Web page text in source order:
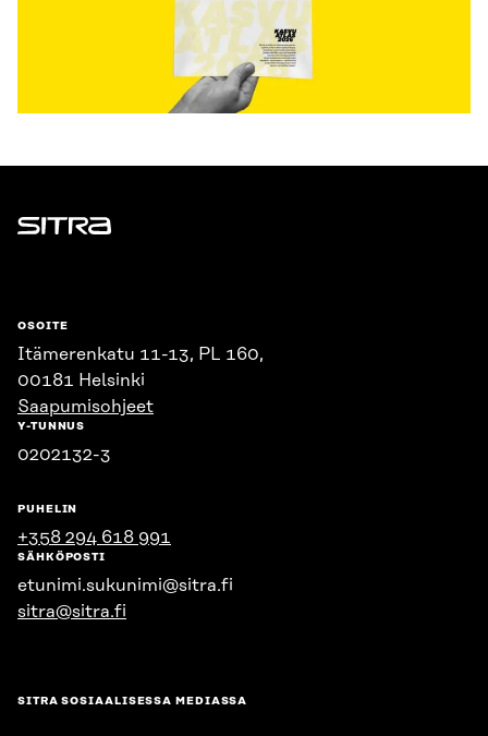
Sitra
OSOITE
Itämerenkatu 11-13, PL 160,
00181 Helsinki
Saapumisohjeet
Y-TUNNUS
0202132-3
PUHELIN
+358 294 618 991
SÄHKÖPOSTI
etunimi.sukunimi@sitra.fi
sitra@sitra.fi
SITRA SOSIAALISESSA MEDIASSA